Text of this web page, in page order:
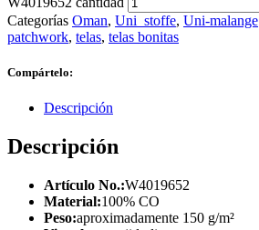
Categorías Oman, Uni_stoffe, Uni-malange
patchwork, telas, telas bonitas
Compártelo:
Descripción
Descripción
Artículo No.:W4019652
Material:100% CO
Peso:aproximadamente 150 g/m²